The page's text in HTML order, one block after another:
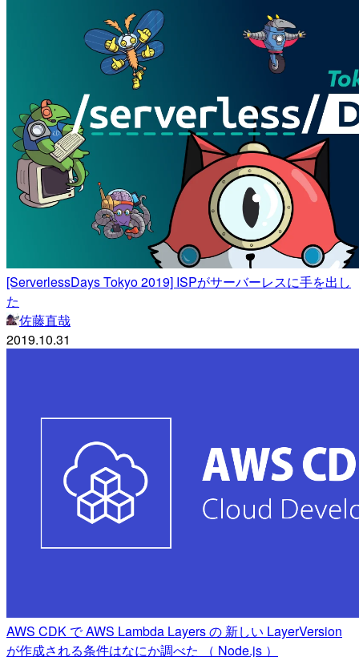
[ServerlessDays Tokyo 2019] ISPがサーバーレスに手を出し
た
佐藤直哉
2019.10.31
AWS CDK で AWS Lambda Layers の 新しい LayerVersion
が作成される条件はなにか調べた （ Node.js ）